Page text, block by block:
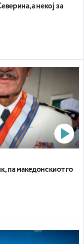
а некој за
па македонскиот го